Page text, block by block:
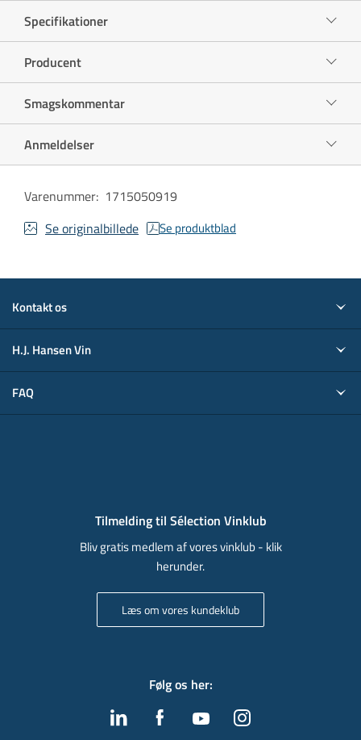
Specifikationer
Producent
Smagskommentar
Anmeldelser
Varenummer: 1715050919
Se originalbillede
Se produktblad
Kontakt os
H.J. Hansen Vin
FAQ
Tilmelding til Sélection Vinklub
Bliv gratis medlem af vores vinklub - klik
herunder.
Læs om vores kundeklub
Følg os her: